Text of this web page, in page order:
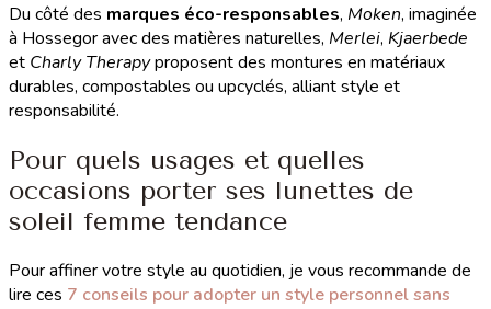
Du côté des marques éco-responsables, Moken, imaginée
à Hossegor avec des matières naturelles, Merlei, Kjaerbede
et Charly Therapyproposent des montures en matériaux
durables, compostables ou upcyclés, alliant style et
responsabilité.
Pour quels usages et quelles
occasions porter ses lunettes de
soleil femme tendance
Pour affiner votre style au quotidien, je vous recommande de
lire ces 7 conseils pour adopter un style personnel sans